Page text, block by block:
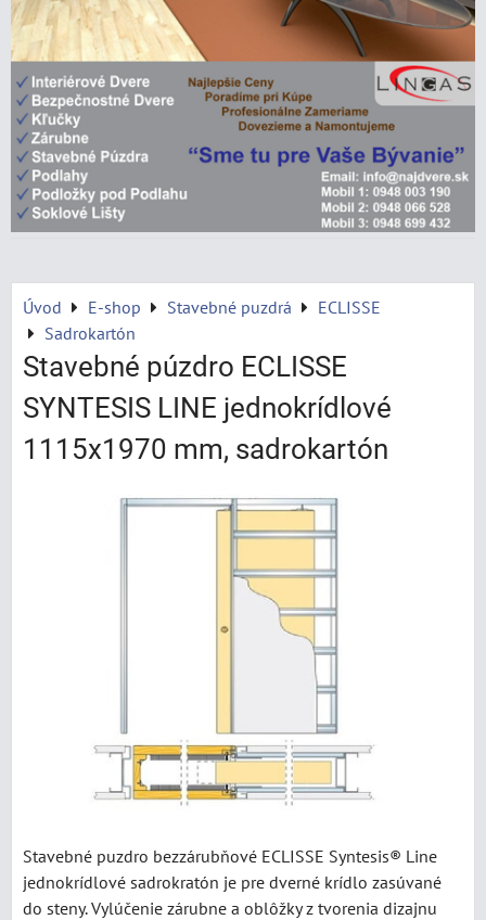
Úvod E-shop Stavebné puzdrá
ECLISSE
Sadrokartón
Stavebné púzdro ECLISSE
SYNTESIS LINE jednokrídlové
1115x1970 mm, sadrokartón
Stavebné puzdro bezzárubňové ECLISSE Syntesis® Line
jednokrídlové sadrokratón je pre dverné krídlo zasúvané
do steny. Vylúčenie zárubne a oblôžky z tvorenia dizajnu